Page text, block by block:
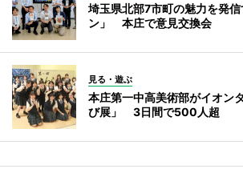
埼玉県北部7市町の魅力を発
ン」 本庄で意見交換会
見る・遊ぶ
本庄第一中高美術部がイオン
び展」 3日間で500人超